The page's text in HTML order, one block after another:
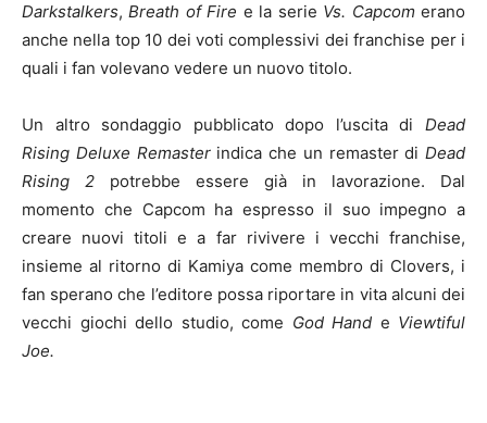
Darkstalkers,Breath of Fire e la serie Vs. Capcomerano
anche nella top 10 dei voti complessivi dei franchise per i
quali i fan volevano vedere un nuovo titolo.
Un altro sondaggio pubblicato dopo l’uscita di Dead
Rising Deluxe Remasterindica che un remaster di Dead
Rising 2 potrebbe essere già in lavorazione. Dal
momento che Capcom ha espresso il suo impegno a
creare nuovi titoli e a far rivivere i vecchi franchise,
insieme al ritorno di Kamiya come membro di Clovers, i
fan sperano che l’editore possa riportare in vita alcuni dei
vecchi giochi dello studio, come God Hand e Viewtiful
Joe.